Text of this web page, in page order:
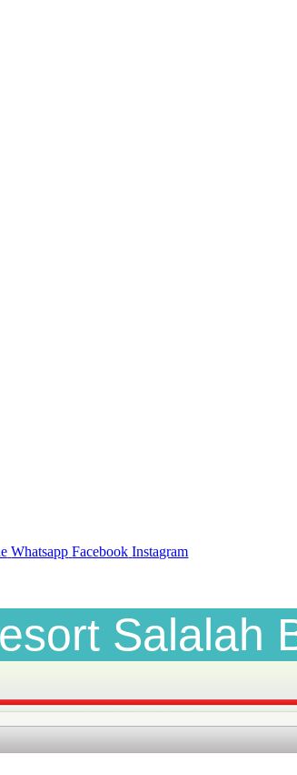
Whatsapp Facebook Instagram
Salalah